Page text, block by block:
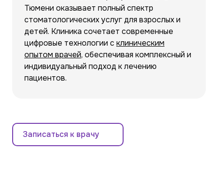
Тюмени оказывает полный спектр
стоматологических услуг для взрослых и
детей. Клиника сочетает современные
цифровые технологии с клиническим
опытом врачей, обеспечивая комплексный и
индивидуальный подход к лечению
пациентов.
Записаться к врачу